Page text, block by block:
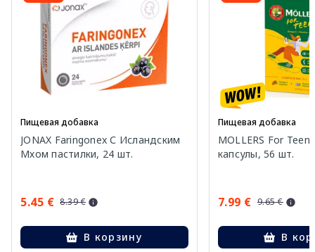
Пищевая добавка
JONAX Faringonex С Исландским
Мхом пастилки, 24 шт.
5.45 € 8.39 €
В корзину
Пищевая добавка
MOLLERS For
капсулы, 56 шт.
7.99 € 9.65 €
В